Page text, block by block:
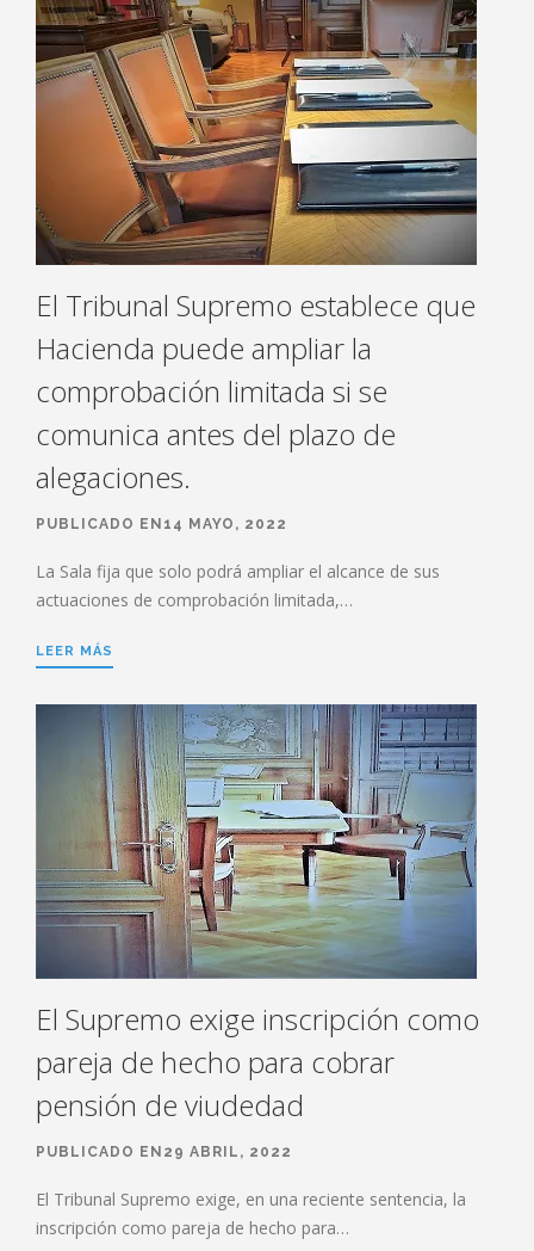
El Tribunal Supremo establece que
Hacienda puede ampliar la
comprobación limitada si se
comunica antes del plazo de
alegaciones.
PUBLICADO EN14 MAYO, 2022
La Sala fija que solo podrá ampliar el alcance de sus
actuaciones de comprobación limitada,…
LEER MÁS
El Supremo exige inscripción como
pareja de hecho para cobrar
pensión de viudedad
PUBLICADO EN29 ABRIL, 2022
El Tribunal Supremo exige, en una reciente sentencia, la
inscripción como pareja de hecho para…